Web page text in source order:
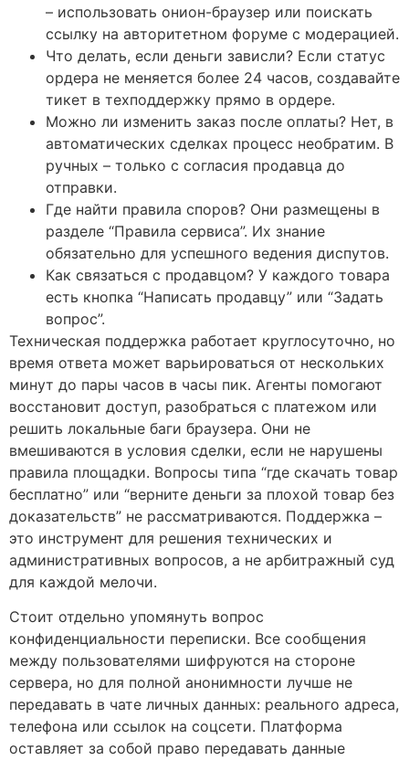
– использовать онион-браузер или поискать
ссылку на авторитетном форуме с модерацией.
Что делать, если деньги зависли? Если статус
ордера не меняется более 24 часов, создавайте
тикет в техподдержку прямо в ордере.
Можно ли изменить заказ после оплаты? Нет, в
автоматических сделках процесс необратим. В
ручных – только с согласия продавца до
отправки.
Где найти правила споров? Они размещены в
разделе “Правила сервиса”. Их знание
обязательно для успешного ведения диспутов.
Как связаться с продавцом? У каждого товара
есть кнопка “Написать продавцу” или “Задать
вопрос”.
Техническая поддержка работает круглосуточно, но
время ответа может варьироваться от нескольких
минут до пары часов в часы пик. Агенты помогают
восстановит доступ, разобраться с платежом или
решить локальные баги браузера. Они не
вмешиваются в условия сделки, если не нарушены
правила площадки. Вопросы типа “где скачать товар
бесплатно” или “верните деньги за плохой товар без
доказательств” не рассматриваются. Поддержка –
это инструмент для решения технических и
административных вопросов, а не арбитражный суд
для каждой мелочи.
Стоит отдельно упомянуть вопрос
конфиденциальности переписки. Все сообщения
между пользователями шифруются на стороне
сервера, но для полной анонимности лучше не
передавать в чате личных данных: реального адреса,
телефона или ссылок на соцсети. Платформа
оставляет за собой право передавать данные